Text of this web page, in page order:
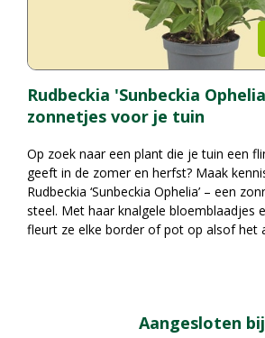
Rudbeckia 'Sunbeckia
zonnetjes voor je tuin
Op zoek naar een plant die je tuin een
geeft in de zomer en herfst? Maak
Rudbeckia ‘Sunbeckia Ophelia’ – een
steel. Met haar knalgele bloemblaadjes
fleurt ze elke border of pot op alsof het
Aangesloten bij